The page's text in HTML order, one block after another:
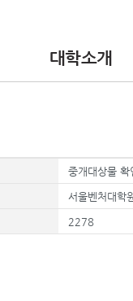
대학소개
•인사말
중개대상물
서울벤처대학
2278